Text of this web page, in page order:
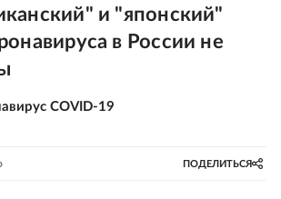
и "японский"
в России не
COVID-19
ПОДЕЛИТЬСЯ